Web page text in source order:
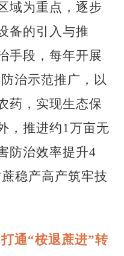
域为重点，逐步
备的引入与推
手段，每年开展
治示范推广，以
药，实现生态保
，推进约1万亩无
防治效率提升4
稳产高产筑牢技
通“桉退蔗进”转